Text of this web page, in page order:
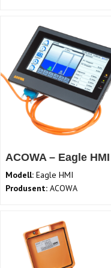
ACOWA – Eagle HMI
Modell: Eagle HMI
Produsent: ACOWA